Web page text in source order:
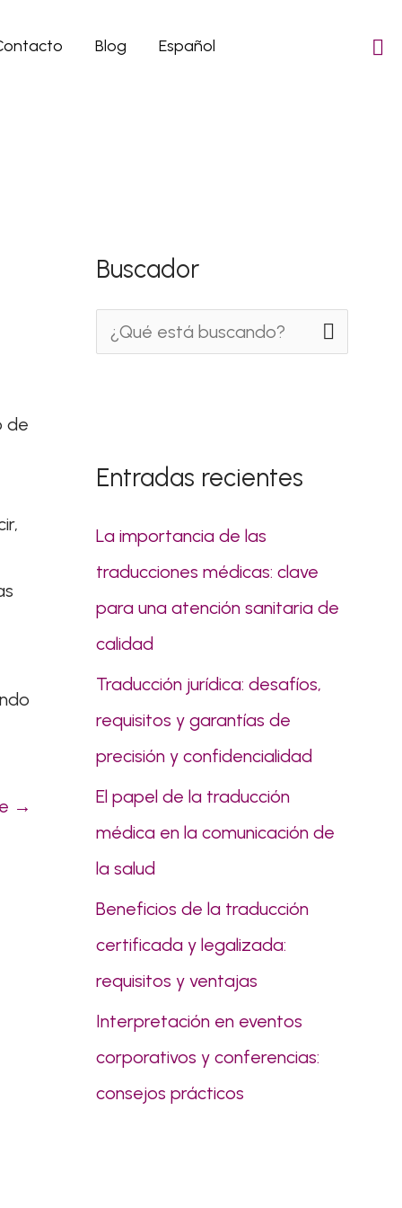
Blog Español
de
→
Buscador
a
r
Entradas recientes
La importancia de las
traducciones médicas: clave
para una atención sanitaria de
calidad
Traducción jurídica: desafíos,
requisitos y garantías de
precisión y confidencialidad
El papel de la traducción
médica en la comunicación de
la salud
Beneficios de la traducción
certificada y legalizada:
requisitos y ventajas
Interpretación en eventos
corporativos y conferencias:
consejos prácticos